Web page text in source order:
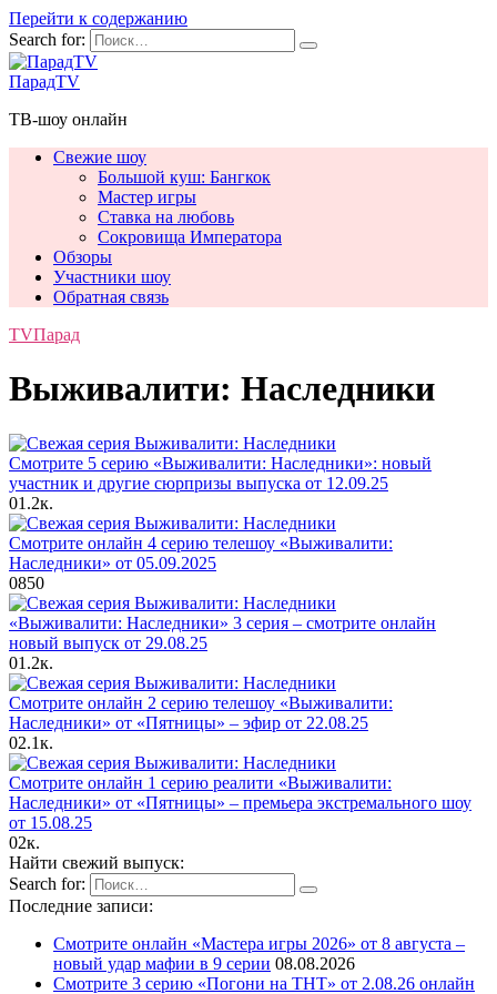
Перейти к содержанию
Search for:
ПарадTV
ТВ-шоу онлайн
Свежие шоу
Большой куш: Бангкок
Мастер игры
Ставка на любовь
Сокровища Императора
Обзоры
Участники шоу
Обратная связь
TVПарад
Выживалити: Наследники
Смотрите 5 серию «Выживалити: Наследники»: новый
участник и другие сюрпризы выпуска от 12.09.25
01.2к.
Смотрите онлайн 4 серию телешоу «Выживалити:
Наследники» от 05.09.2025
0850
«Выживалити: Наследники» 3 серия – смотрите онлайн
новый выпуск от 29.08.25
01.2к.
Смотрите онлайн 2 серию телешоу «Выживалити:
Наследники» от «Пятницы» – эфир от 22.08.25
02.1к.
Смотрите онлайн 1 серию реалити «Выживалити:
Наследники» от «Пятницы» – премьера экстремального шоу
от 15.08.25
02к.
Найти свежий выпуск:
Search for:
Последние записи:
Смотрите онлайн «Мастера игры 2026» от 8 августа –
новый удар мафии в 9 серии 08.08.2026
Смотрите 3 серию «Погони на ТНТ» от 2.08.26 онлайн